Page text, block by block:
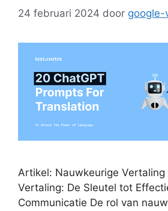
24 februari 2024 door google-
Artikel: Nauwkeurige Vertaling
Vertaling: De Sleutel tot
Communicatie De rol van